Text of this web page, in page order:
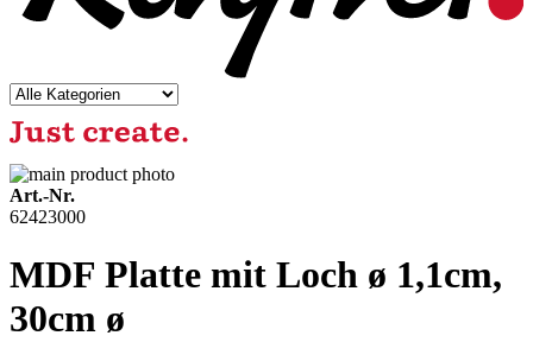
Art.-Nr.
62423000
MDF Platte mit Loch ø 1,1cm,
30cm ø